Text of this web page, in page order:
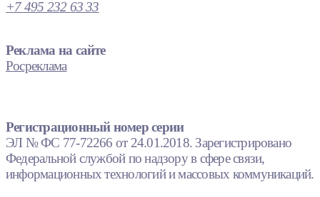
+7 495 232 63 33
Реклама на сайте
Росреклама
Регистрационный номер серии
ЭЛ № ФС 77-72266 от 24.01.2018. Зарегистрировано
Федеральной службой по надзору в сфере связи,
информационных технологий и массовых коммуникаций.